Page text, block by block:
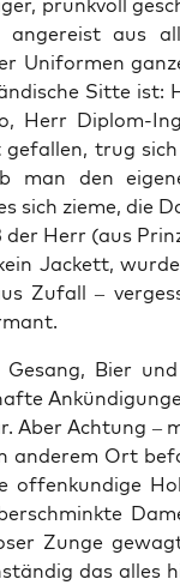
prunk­voll
ange­reist aus
Uni­for­men
Sit­te
Herr Diplom-
gefal­len, trug
man den
sich zie­me, die
der Herr (aus
Jackett,
Zufall –
Bier
Aber Ach­tung –
ande­rem Ort
offen­kun­di­ge
Zun­ge
das alles